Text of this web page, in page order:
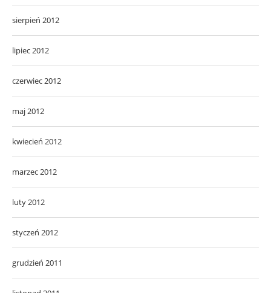
sierpień 2012
lipiec 2012
czerwiec 2012
maj 2012
kwiecień 2012
marzec 2012
luty 2012
styczeń 2012
grudzień 2011